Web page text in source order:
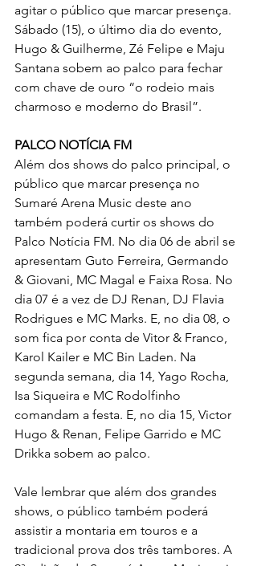
agitar o público que marcar presença.
Sábado (15), o último dia do evento,
Hugo & Guilherme, Zé Felipe e Maju
Santana sobem ao palco para fechar
com chave de ouro “o rodeio mais
charmoso e moderno do Brasil”.
PALCO NOTÍCIA FM
Além dos shows do palco principal, o
público que marcar presença no
Sumaré Arena Music deste ano
também poderá curtir os shows do
Palco Notícia FM. No dia 06 de abril se
apresentam Guto Ferreira, Germando
& Giovani, MC Magal e Faixa Rosa. No
dia 07 é a vez de DJ Renan, DJ Flavia
Rodrigues e MC Marks. E, no dia 08, o
som fica por conta de Vitor & Franco,
Karol Kailer e MC Bin Laden. Na
segunda semana, dia 14, Yago Rocha,
Isa Siqueira e MC Rodolfinho
comandam a festa. E, no dia 15, Victor
Hugo & Renan, Felipe Garrido e MC
Drikka sobem ao palco.
Vale lembrar que além dos grandes
shows, o público também poderá
assistir a montaria em touros e a
tradicional prova dos três tambores. A